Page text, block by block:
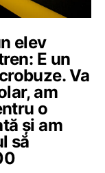
elev
E un
Va
am
o
și am
să